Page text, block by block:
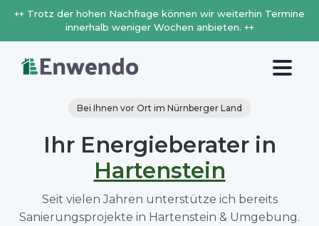
++ Trotz der hohen Nachfrage können wir weiterhin Termine
innerhalb weniger Wochen anbieten. ++
Bei Ihnen vor Ort im Nürnberger Land
Ihr Energieberater in
Hartenstein
Seit vielen Jahren unterstütze ich bereits
Sanierungsprojekte in Hartenstein & Umgebung.